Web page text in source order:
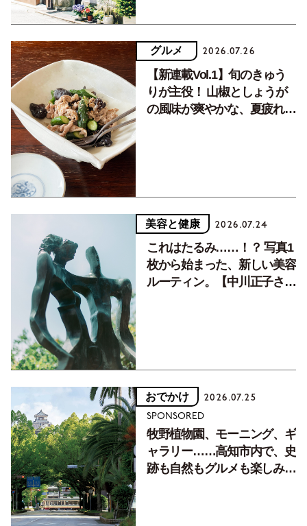
グルメ 2026.07.26
【新連載Vol.1】旬のきゅう
りが主役！ 山椒としょうが
の風味が爽やかな、夏疲れを
美容と健康 2026.07.24
これはたるみ……！？ 写真1
枚から始まった、新しい美容
ルーティン。【中川正子さん
おでかけ 2026.07.25
SPONSORED
牧野植物園、モーニング、ギ
ャラリー……高知市内で、史
跡も自然もグルメも楽しみ尽